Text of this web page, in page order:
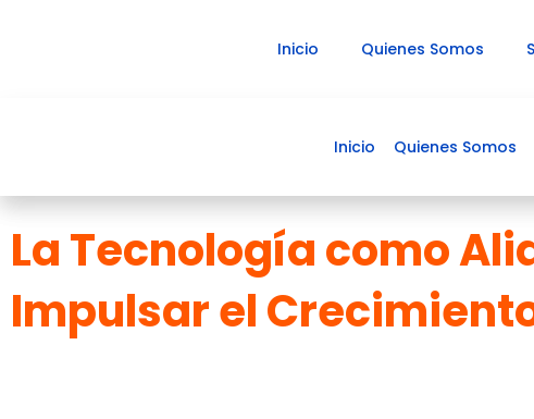
Inicio Quienes Somos
Inicio Quienes Somos
La Tecnología como
Impulsar el